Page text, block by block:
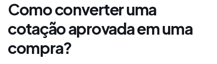
Como converter uma
cotação aprovada em uma
compra?